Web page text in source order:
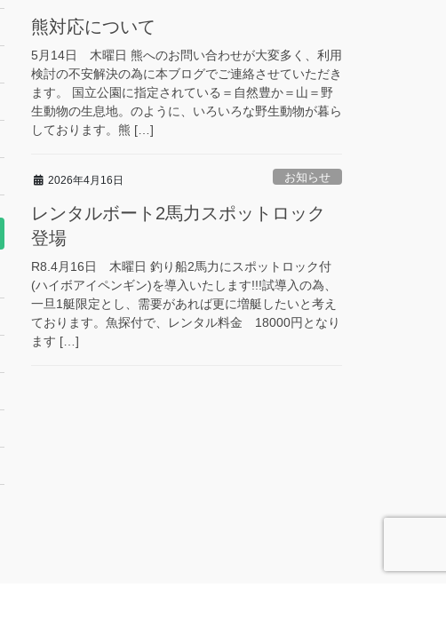
熊対応について
5月14日 木曜日 熊へのお問い合わせが大変多く、利用
検討の不安解決の為に本ブログでご連絡させていただき
ます。 国立公園に指定されている＝自然豊か＝山＝野
生動物の生息地。のように、いろいろな野生動物が暮ら
しております。熊 […]
2026年4月16日 お知らせ
レンタルボート2馬力スポットロック
登場
R8.4月16日 木曜日 釣り船2馬力にスポットロック付
(ハイボアイペンギン)を導入いたします!!!試導入の為、
一旦1艇限定とし、需要があれば更に増艇したいと考え
ております。魚探付で、レンタル料金 18000円となり
ます […]